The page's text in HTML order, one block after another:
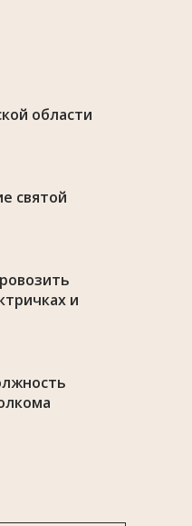
области
святой
и